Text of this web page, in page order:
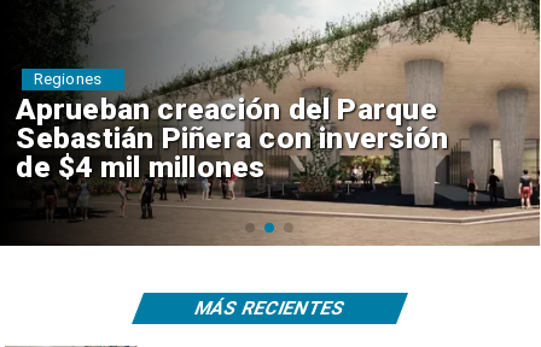
Claudio Bravo baja la euforia
sobre fichaje de Vozinha
Deportes
MÁS RECIENTES